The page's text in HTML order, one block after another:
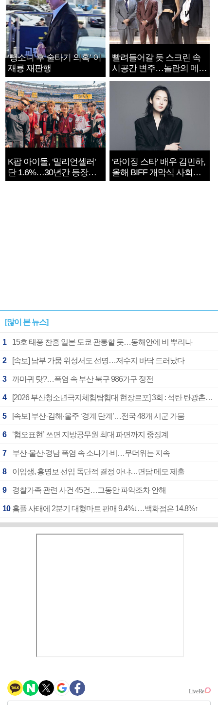
‘뺑소니 후 술타기 의혹’ 이
재룡 재판행
빨려들어갈 듯 스크린 속
시공간 변주…놀란의 메시
지는 ‘전쟁 속죄’
K팝 아이돌, '밀리언셀러'
단 1.6%…30년간 등장
1182개팀 전수조사
‘라이징 스타’ 배우 김민하,
올해 BIFF 개막식 사회자
확정
[많이 본 뉴스]
1 15호 태풍 찬홈 일본 도쿄 관통할 듯…동해안에 비 뿌리나
2 [속보] 남부 가뭄 위성서도 선명…저수지 바닥 드러났다
3 까마귀 탓?…폭염 속 부산 북구 986가구 정전
4 [2026 부산청소년극지체험탐험대 현장르포] 3회 : 석탄 탄광촌에서 북극 연구의 중심지로
5 [속보] 부산·김해·울주 ‘경계 단계’…전국 48개 시군 가뭄
6 ‘혐오표현’ 쓰면 지방공무원 최대 파면까지 중징계
7 부산·울산·경남 폭염 속 소나기·비…무더위는 지속
8 이임생, 홍명보 선임 독단적 결정 아냐…면담 메모 제출
9 경찰가족 관련 사건 45건…그동안 파악조차 안해
10 홈플 사태에 2분기 대형마트 판매 9.4%↓…백화점은 14.8%↑